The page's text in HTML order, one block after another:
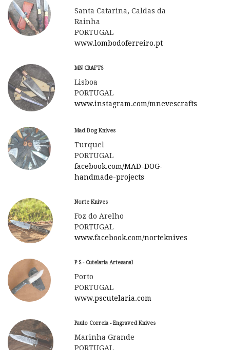
MN CRAFTS
Lisboa
PORTUGAL
www.instagram.com/mnevescrafts
P S - Cutelaria Artesanal
Porto
PORTUGAL
www.pscutelaria.com
Norte Knives
Foz do Arelho
PORTUGAL
www.facebook.com/norteknives
Mad Dog Knives
Turquel
PORTUGAL
facebook.com/MAD-DOG-
handmade-projects
Paulo Correia - Engraved Knives
Marinha Grande
PORTUGAL
Santa Catarina, Caldas da
Rainha
PORTUGAL
www.lombodoferreiro.pt